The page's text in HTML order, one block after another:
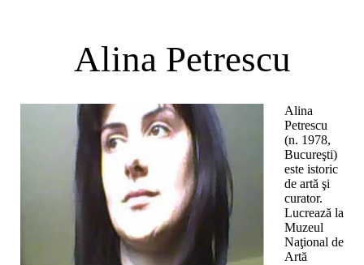
Alina Petrescu
Alina
Petrescu
(n. 1978,
Bucureşti)
este istoric
de artă şi
curator.
Lucrează la
Muzeul
Naţional de
Artă